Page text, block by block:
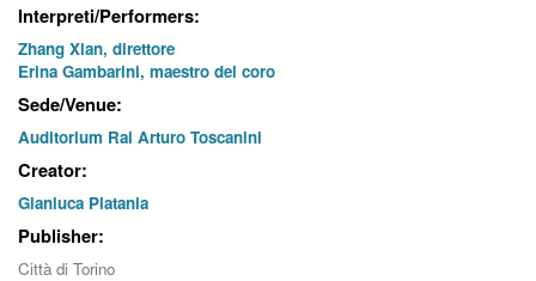
Interpreti/Performers:
Zhang Xian, direttore
Erina Gambarini, maestro del coro
Sede/Venue:
Auditorium Rai Arturo Toscanini
Creator:
Gianluca Platania
Publisher:
Città di Torino